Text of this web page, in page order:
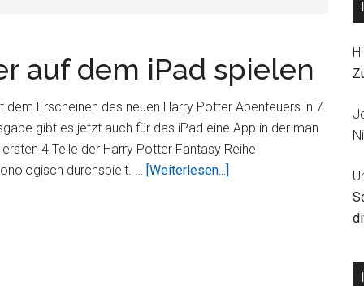
auf dem iPad spielen
dem Erscheinen des neuen Harry Potter Abenteuers in 7.
gibt es jetzt auch für das iPad eine App in der man
4 Teile der Harry Potter Fantasy Reihe
durchspielt. … [Weiterlesen...]